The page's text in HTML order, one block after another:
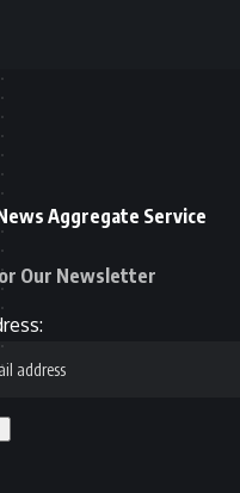
Aggregate Service
Our Newsletter